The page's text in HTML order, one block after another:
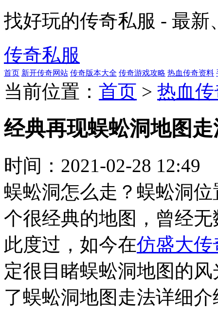
找好玩的传奇私服 - 最
传奇私服
首页 新开传奇网站 传奇版本大全 传奇游戏攻略 热血传奇资料
当前位置： 首页 > 热血
经典再现蜈蚣洞地图
时间： 2021-02-28 12:49
蜈蚣洞怎么走？蜈蚣洞
个很经典的地图，曾经
此度过，如今在仿盛大传
定很目睹蜈蚣洞地图的
了蜈蚣洞地图走法详细介